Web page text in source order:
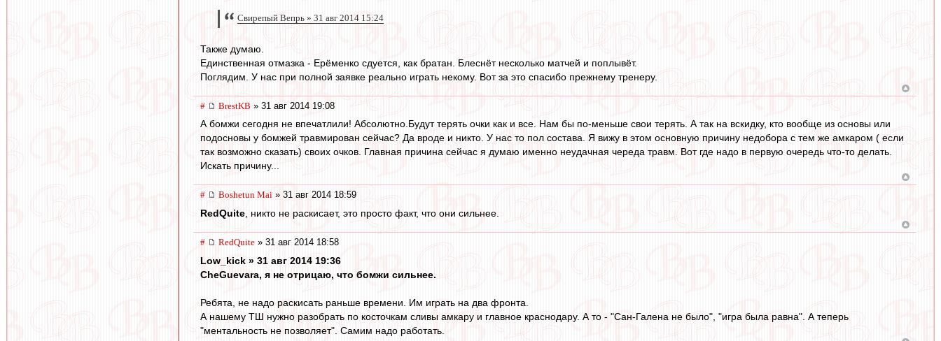
Свирепый Вепрь » 31 авг 2014 15:24
Также думаю.
Единственная отмазка - Ерёменко сдуется, как братан. Блеснёт несколько матчей и поплывёт.
Поглядим. У нас при полной заявке реально играть некому. Вот за это спасибо прежнему тренеру.
# BrestKB » 31 авг 2014 19:08
А бомжи сегодня не впечатлили! Абсолютно.Будут терять очки как и все. Нам бы по-меньше свои терять. А так на вскидку, кто вообще из основы или
подосновы у бомжей травмирован сейчас? Да вроде и никто. У нас то пол состава. Я вижу в этом основную причину недобора с тем же амкаром ( если
так возможно сказать) своих очков. Главная причина сейчас я думаю именно неудачная череда травм. Вот где надо в первую очередь что-то делать.
Искать причину...
# Boshetun Mai » 31 авг 2014 18:59
RedQuite , никто не раскисает, это просто факт, что они сильнее.
# RedQuite » 31 авг 2014 18:58
Low_kick » 31 авг 2014 19:36
CheGuevara, я не отрицаю, что бомжи сильнее.
Ребята, не надо раскисать раньше времени. Им играть на два фронта.
А нашему ТШ нужно разобрать по косточкам сливы амкару и главное краснодару. А то - "Сан-Галена не было", "игра была равна". А теперь
"ментальность не позволяет". Самим надо работать.